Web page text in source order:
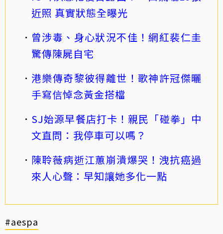
近照 真實狀態全曝光
曾涉毒、身心狀況不佳！網紅裴仁圭
驚傳陳屍自宅
港樂傳奇黎彼得離世！歌神許冠傑曬
手寫信悼念黃金搭檔
SJ始源早餐店打卡！親民「碰拳」中
文直問：我停車可以嗎？
陳聆薇病逝江蕙崩潰爆哭！洩抗癌過
來人心聲：早知讓她多化一點
#aespa